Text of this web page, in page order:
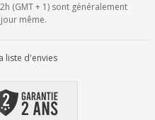
(GMT + 1) sont généralement
même.
liste d'envies